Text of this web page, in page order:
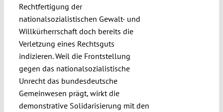
Rechtfertigung der
nationalsozialistischen Gewalt- und
Willkürherrschaft doch bereits die
Verletzung eines Rechtsguts
indizieren. Weil die Frontstellung
gegen das nationalsozialistische
Unrecht das bundesdeutsche
Gemeinwesen prägt, wirkt die
demonstrative Solidarisierung mit den